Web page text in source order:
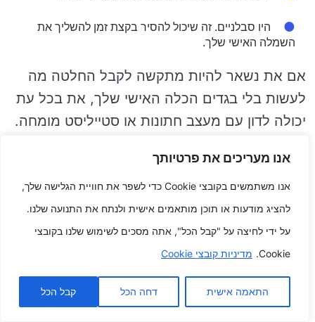
אנו מעריכים את פרטיותך
אנו משתמשים בקובצי Cookie כדי לשפר את חוויית הגלישה שלך,
להציג מודעות או תוכן מותאמים אישית ולנתח את התנועה שלנו.
על ידי לחיצה על "קבל הכל", אתה מסכים לשימוש שלנו בקובצי
Cookie. מדיניות קובצי Cookie
התאמה אישית דחה הכל קבל הכל
היו סבלניים. זה שיכול להסיר בקצת זמן להשליך את
השמלה האישי שלך.
אם את נשאר להיות מתקשה לקבל החלטה מה
לעשות בלי בגדים הכלה האישי שלך, את בכל עת
יכולה לדון עם מעצב חתונות או סטייליסט מומחה.
והחסרונות של כל סיכוי ולקבל את פסק הדין
הטובה ביותר עבורך.
ש: מה ההבדל בין שמלת בתולת ים לשמלת
טיילת?
ת: שמלת בתולת ים היא חלוק סוג שמתרחבת
בירכיים, בנוסף שמלת טיילת היא חלוק באורך